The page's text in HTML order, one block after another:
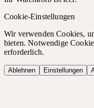
Cookie-Einstellungen
Wir verwenden Cookies,
bieten. Notwendige
erforderlich.
Ablehnen Einstellungen